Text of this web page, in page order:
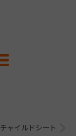
チャイルドシート